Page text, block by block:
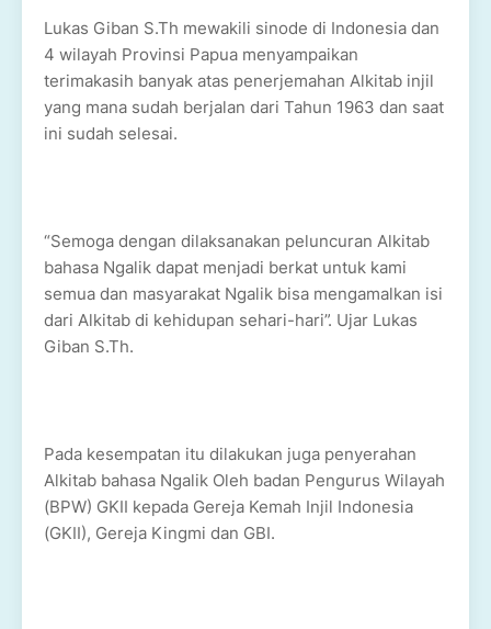
Lukas Giban S.Th mewakili sinode di Indonesia dan
4 wilayah Provinsi Papua menyampaikan
terimakasih banyak atas penerjemahan Alkitab injil
yang mana sudah berjalan dari Tahun 1963 dan saat
ini sudah selesai.
“Semoga dengan dilaksanakan peluncuran Alkitab
bahasa Ngalik dapat menjadi berkat untuk kami
semua dan masyarakat Ngalik bisa mengamalkan isi
dari Alkitab di kehidupan sehari-hari”. Ujar Lukas
Giban S.Th.
Pada kesempatan itu dilakukan juga penyerahan
Alkitab bahasa Ngalik Oleh badan Pengurus Wilayah
(BPW) GKII kepada Gereja Kemah Injil Indonesia
(GKII), Gereja Kingmi dan GBI.